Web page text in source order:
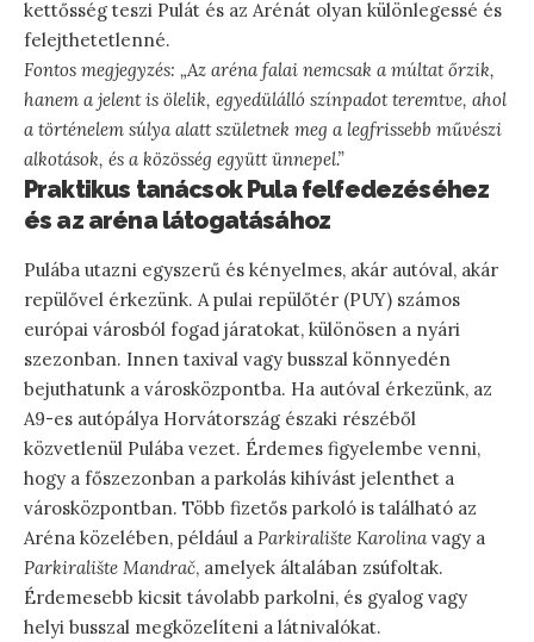
kettősség teszi Pulát és az Arénát olyan különlegessé és
felejthetetlenné.
Fontos megjegyzés: „Az aréna falai nemcsak a múltat őrzik,
hanem a jelent is ölelik, egyedülálló színpadot teremtve, ahol
a történelem súlya alatt születnek meg a legfrissebb művészi
alkotások, és a közösség együtt ünnepel.”
Praktikus tanácsok Pula felfedezéséhez
és az aréna látogatásához
Pulába utazni egyszerű és kényelmes, akár autóval, akár
repülővel érkezünk. A pulai repülőtér (PUY) számos
európai városból fogad járatokat, különösen a nyári
szezonban. Innen taxival vagy busszal könnyedén
bejuthatunk a városközpontba. Ha autóval érkezünk, az
A9-es autópálya Horvátország északi részéből
közvetlenül Pulába vezet. Érdemes figyelembe venni,
hogy a főszezonban a parkolás kihívást jelenthet a
városközpontban. Több fizetős parkoló is található az
Aréna közelében, például a Parkiralište Karolina vagy a
Parkiralište Mandrač, amelyek általában zsúfoltak.
Érdemesebb kicsit távolabb parkolni, és gyalog vagy
helyi busszal megközelíteni a látnivalókat.